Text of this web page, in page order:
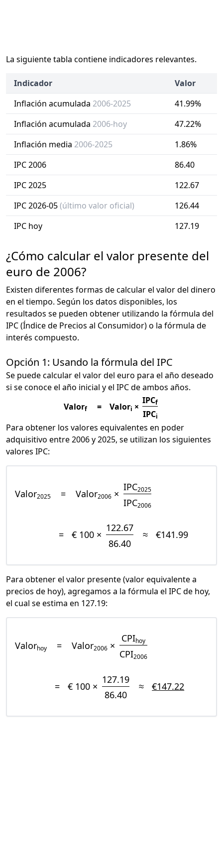
La siguiente tabla contiene indicadores relevantes.
Indicador
Valor
Inflación acumulada 2006-2025
41.99%
Inflación acumulada 2006-hoy
47.22%
Inflación media 2006-2025
1.86%
IPC 2006
86.40
IPC 2025
122.67
IPC 2026-05(último valor oficial)
126.44
IPC hoy
127.19
¿Cómo calcular el valor presente del
euro de 2006?
Existen diferentes formas de calcular el valor del dinero
en el tiempo. Según los datos disponibles, los
resultados se pueden obtener utilizando la fórmula del
IPC (Índice de Precios al Consumidor) o la fórmula de
interés compuesto.
Opción 1: Usando la fórmula del IPC
Se puede calcular el valor del euro para el año deseado
si se conoce el año inicial y el IPC de ambos años.
Valorf = Valori ×
IPCf
IPCi
Para obtener los valores equivalentes en poder
adquisitivo entre 2006 y 2025, se utilizan los siguientes
valores IPC:
Valor2025 = Valor2006 ×
IPC2025
IPC2006
= € 100 ×
122.67
86.40
≈ €141.99
Para obtener el valor presente (valor equivalente a
precios de hoy), agregamos a la fórmula el IPC de hoy,
el cual se estima en 127.19:
Valorhoy = Valor2006 ×
CPIhoy
CPI2006
= € 100 ×
127.19
86.40
≈ €147.22